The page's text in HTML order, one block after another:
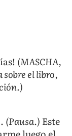
(MASCHA,
el libro,
(Pausa.) Este